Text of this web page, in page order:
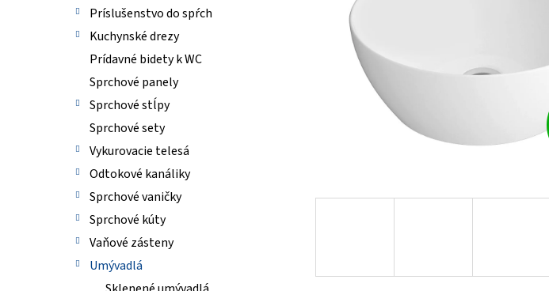
Príslušenstvo do spŕch
Kuchynské drezy
Prídavné bidety k WC
Sprchové panely
Sprchové stĺpy
Sprchové sety
Vykurovacie telesá
Odtokové kanáliky
Sprchové vaničky
Sprchové kúty
Vaňové zásteny
Umývadlá
hviezdičiek.